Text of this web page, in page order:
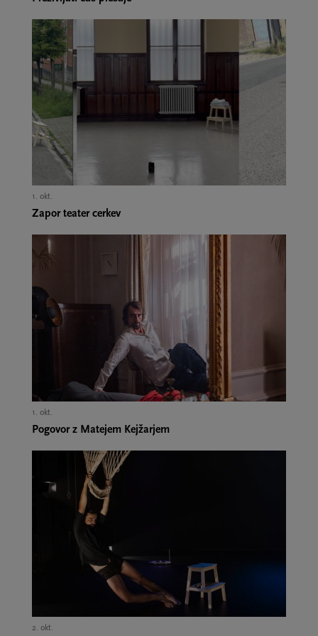
1. okt.,
Zapor teater cerkev
1. okt.,
Pogovor z Matejem Kejžarjem
2. okt.,